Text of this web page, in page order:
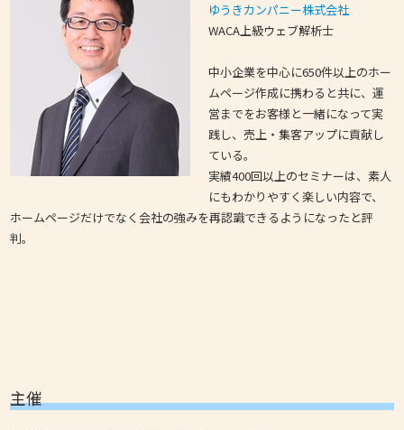
ゆうきカンパニー株式会社
WACA上級ウェブ解析士
中小企業を中心に650件以上のホー
ムページ作成に携わると共に、運
営までをお客様と一緒になって実
践し、売上・集客アップに貢献し
ている。
実績400回以上のセミナーは、素人
にもわかりやすく楽しい内容で、
ホームページだけでなく会社の強みを再認識できるようになったと評
判。
主催